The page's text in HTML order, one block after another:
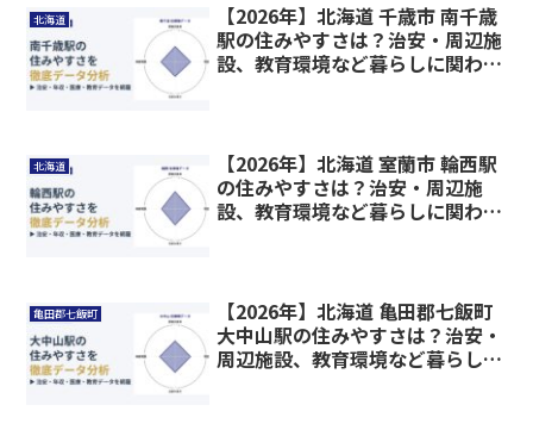
北海道
【2026年】北海道 千歳市 南千歳
駅の住みやすさは？治安・周辺施
設、教育環境など暮らしに関わる
北海道
【2026年】北海道 室蘭市 輪西駅
の住みやすさは？治安・周辺施
設、教育環境など暮らしに関わる
亀田郡七飯町
【2026年】北海道 亀田郡七飯町
大中山駅の住みやすさは？治安・
周辺施設、教育環境など暮らしに